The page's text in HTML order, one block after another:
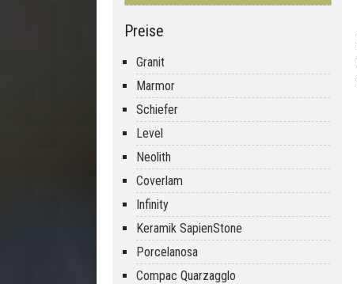
Preise
Granit
Marmor
Schiefer
Level
Neolith
Coverlam
Infinity
Keramik SapienStone
Porcelanosa
Compac Quarzagglo